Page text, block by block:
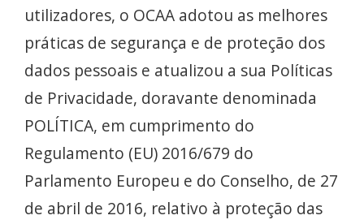
utilizadores, o OCAA adotou as melhores
práticas de segurança e de proteção dos
dados pessoais e atualizou a sua Políticas
de Privacidade, doravante denominada
POLÍTICA, em cumprimento do
Regulamento (EU) 2016/679 do
Parlamento Europeu e do Conselho, de 27
de abril de 2016, relativo à proteção das